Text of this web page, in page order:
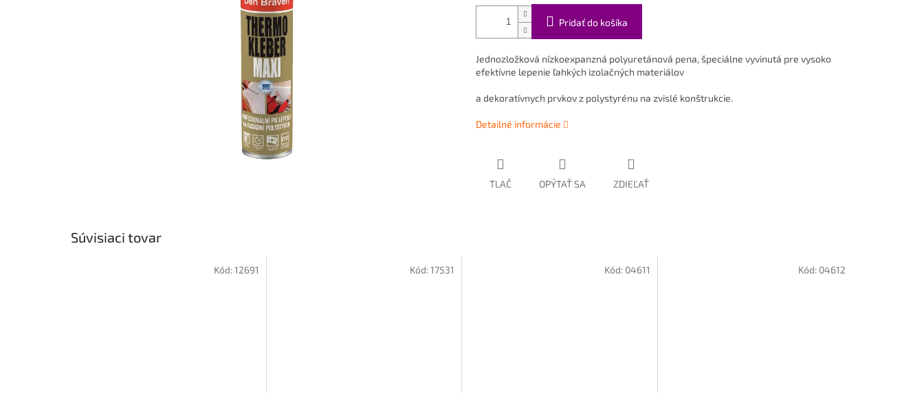
Pridať do košíka
Jednozložková nízkoexpanzná polyuretánová pena, špeciálne vyvinutá pre vysoko
efektívne lepenie ľahkých izolačných materiálov
a dekoratívnych prvkov z polystyrénu na zvislé konštrukcie.
Detailné informácie
TLAČ OPÝTAŤ SA ZDIEĽAŤ
Súvisiaci tovar
Kód:12691 Kód:17531 Kód: 04611 Kód: 04612